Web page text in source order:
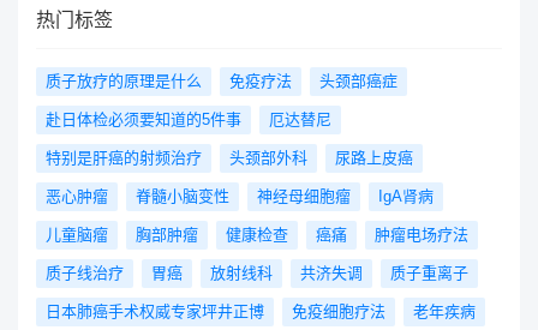
热门标签
质子放疗的原理是什么 免疫疗法 头颈部癌症
赴日体检必须要知道的5件事 厄达替尼
特别是肝癌的射频治疗 头颈部外科 尿路上皮癌
恶心肿瘤 脊髓小脑变性 神经母细胞瘤 IgA肾病
儿童脑瘤 胸部肿瘤 健康检查 癌痛 肿瘤电场疗法
质子线治疗 胃癌 放射线科 共济失调 质子重离子
日本肺癌手术权威专家坪井正博 免疫细胞疗法 老年疾病